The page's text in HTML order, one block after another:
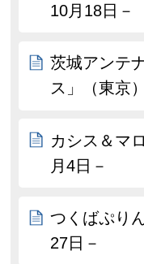
10月18日－
茨城アンテ
ス」（東京
カシス＆マ
月4日－
つくばぷり
27日－